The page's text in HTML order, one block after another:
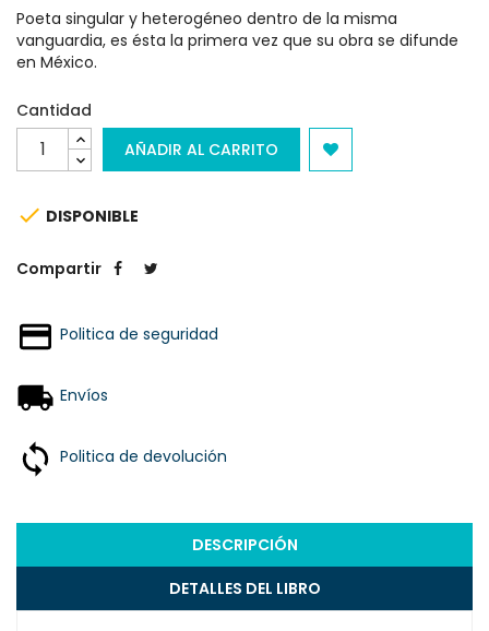
Poeta singular y heterogéneo dentro de la misma
vanguardia, es ésta la primera vez que su obra se difunde
en México.
Cantidad
AÑADIR AL CARRITO
 DISPONIBLE
Compartir
Politica de seguridad
Envíos
Politica de devolución
DESCRIPCIÓN
DETALLES DEL LIBRO